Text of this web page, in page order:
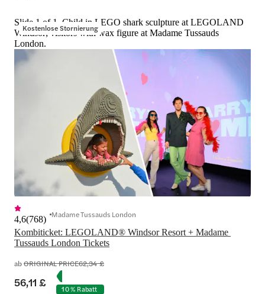
Kostenlose Stornierung
Slide 1 of 1, Child in LEGO shark sculpture at LEGOLAND
Windsor; visitors with wax figure at Madame Tussauds
London.
Kombiticket: LEGOLAND® Windsor Resort + Madame
Tussauds London Tickets
4,6(768) Madame Tussauds London
abORIGINAL PRICE62,34 £
56,11 £ 10 % Rabatt